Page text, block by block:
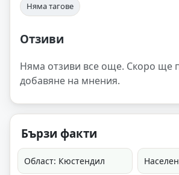
Няма тагове
Отзиви
Няма отзиви все още. Скоро ще
добавяне на мнения.
Бързи факти
Област: Кюстендил